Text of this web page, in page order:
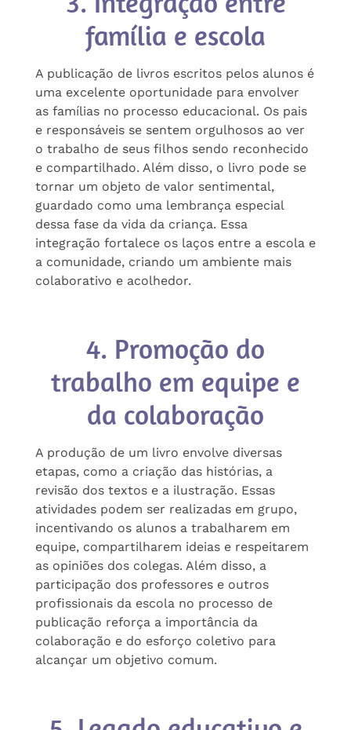
família e escola
A publicação de livros escritos pelos alunos é
uma excelente oportunidade para envolver
as famílias no processo educacional. Os pais
e responsáveis se sentem orgulhosos ao ver
o trabalho de seus filhos sendo reconhecido
e compartilhado. Além disso, o livro pode se
tornar um objeto de valor sentimental,
guardado como uma lembrança especial
dessa fase da vida da criança. Essa
integração fortalece os laços entre a escola e
a comunidade, criando um ambiente mais
colaborativo e acolhedor.
4. Promoção do
trabalho em equipe e
da colaboração
A produção de um livro envolve diversas
etapas, como a criação das histórias, a
revisão dos textos e a ilustração. Essas
atividades podem ser realizadas em grupo,
incentivando os alunos a trabalharem em
equipe, compartilharem ideias e respeitarem
as opiniões dos colegas. Além disso, a
participação dos professores e outros
profissionais da escola no processo de
publicação reforça a importância da
colaboração e do esforço coletivo para
alcançar um objetivo comum.